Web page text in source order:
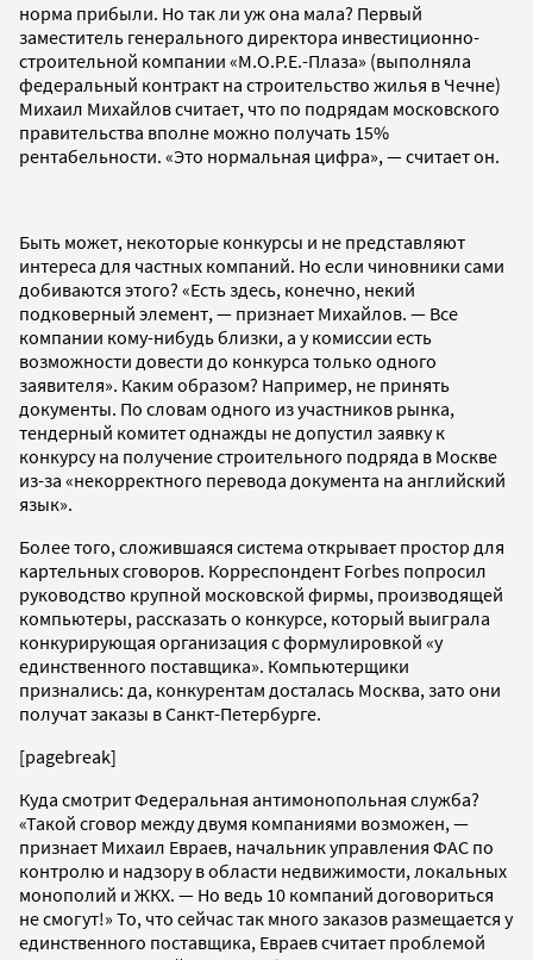
норма прибыли. Но так ли уж она мала? Первый
заместитель генерального директора инвестиционно-
строительной компании «М.О.Р.Е.-Плаза» (выполняла
федеральный контракт на строительство жилья в Чечне)
Михаил Михайлов считает, что по подрядам московского
правительства вполне можно получать 15%
рентабельности. «Это нормальная цифра», — считает он.
Быть может, некоторые конкурсы и не представляют
интереса для частных компаний. Но если чиновники сами
добиваются этого? «Есть здесь, конечно, некий
подковерный элемент, — признает Михайлов. — Все
компании кому-нибудь близки, а у комиссии есть
возможности довести до конкурса только одного
заявителя». Каким образом? Например, не принять
документы. По словам одного из участников рынка,
тендерный комитет однажды не допустил заявку к
конкурсу на получение строительного подряда в Москве
из-за «некорректного перевода документа на английский
язык».
Более того, сложившаяся система открывает простор для
картельных сговоров. Корреспондент Forbes попросил
руководство крупной московской фирмы, производящей
компьютеры, рассказать о конкурсе, который выиграла
конкурирующая организация с формулировкой «у
единственного поставщика». Компьютерщики
признались: да, конкурентам досталась Москва, зато они
получат заказы в Санкт-Петербурге.
[pagebreak]
Куда смотрит Федеральная антимонопольная служба?
«Такой сговор между двумя компаниями возможен, —
признает Михаил Евраев, начальник управления ФАС по
контролю и надзору в области недвижимости, локальных
монополий и ЖКХ. — Но ведь 10 компаний договориться
не смогут!» То, что сейчас так много заказов размещается у
единственного поставщика, Евраев считает проблемой